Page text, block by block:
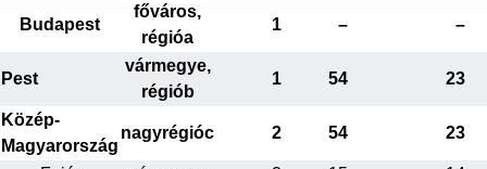
Budapest
főváros,
régióa
1 – –
Pest
vármegye,
régiób
1 54 23
Közép-
Magyarország
nagyrégióc 2 54 23